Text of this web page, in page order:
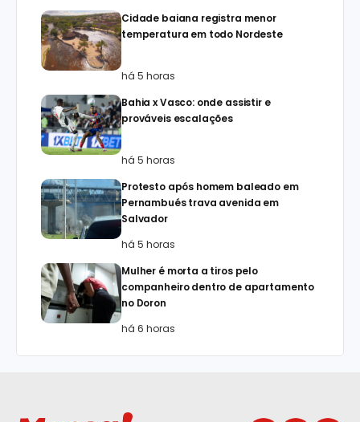
Cidade baiana registra menor
temperatura em todo Nordeste
há 5 horas
Bahia x Vasco: onde assistir e
prováveis escalações
há 5 horas
Protesto após homem baleado em
Pernambués trava avenida em
Salvador
há 5 horas
Mulher é morta a tiros pelo
companheiro dentro de apartamento
no Doron
há 6 horas